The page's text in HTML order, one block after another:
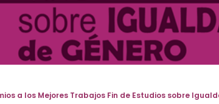
a los Mejores Trabajos Fin de Estudios sobre